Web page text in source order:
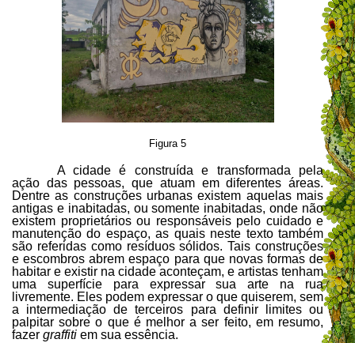
Figura 5
A cidade é construída e transformada pela
ação das pessoas, que atuam em diferentes áreas.
Dentre as construções urbanas existem aquelas mais
antigas e inabitadas, ou somente inabitadas, onde não
existem proprietários ou responsáveis pelo cuidado e
manutenção do espaço, as quais neste texto também
são referidas como resíduos sólidos. Tais construções
e escombros abrem espaço para que novas formas de
habitar e existir na cidade aconteçam, e artistas tenham
uma superfície para expressar sua arte na rua
livremente. Eles podem expressar o que quiserem, sem
a intermediação de terceiros para definir limites ou
palpitar sobre o que é melhor a ser feito, em resumo,
fazer graffiti em sua essência.